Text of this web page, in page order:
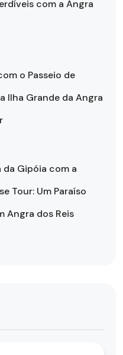
com a Angra
o Passeio de
Ilha Grande da Angra
da Gipóia com a
Tour: Um Paraíso
Angra dos Reis